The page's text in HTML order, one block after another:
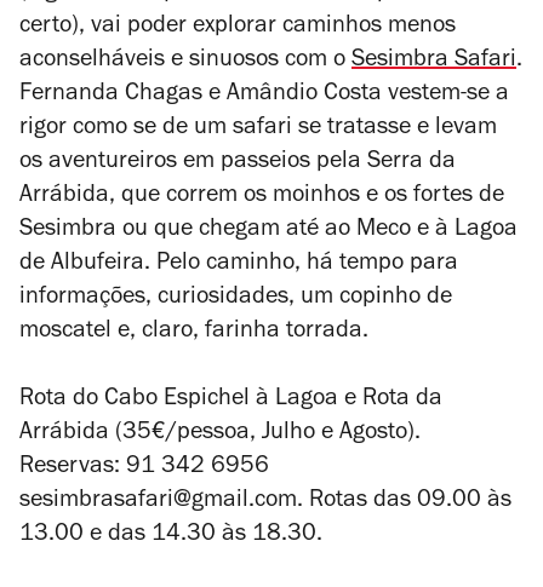
certo), vai poder explorar caminhos menos
aconselháveis e sinuosos com o Sesimbra Safari.
Fernanda Chagas e Amândio Costa vestem-se a
rigor como se de um safari se tratasse e levam
os aventureiros em passeios pela Serra da
Arrábida, que correm os moinhos e os fortes de
Sesimbra ou que chegam até ao Meco e à Lagoa
de Albufeira. Pelo caminho, há tempo para
informações, curiosidades, um copinho de
moscatel e, claro, farinha torrada.
Rota do Cabo Espichel à Lagoa e Rota da
Arrábida (35€/pessoa, Julho e Agosto).
Reservas: 91 342 6956
sesimbrasafari@gmail.com. Rotas das 09.00 às
13.00 e das 14.30 às 18.30.